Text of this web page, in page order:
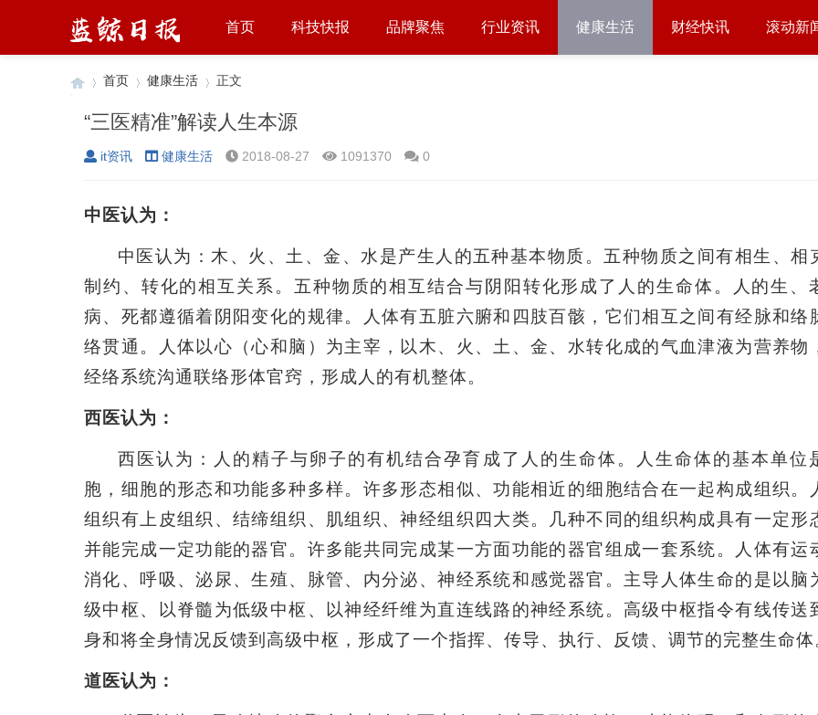
首页 科技快报 品牌聚焦 行业资讯 健康生活 财经快讯 滚动新
›
首页
›
健康生活
›
正文
“三医精准”解读人生本源
it资讯 健康生活 2018-08-27 1091370 0
中医认为：
中医认为：木、火、土、金、水是产生人的五种基本物质。五种物质之间有相生、相
制约、转化的相互关系。五种物质的相互结合与阴阳转化形成了人的生命体。人的生、
病、死都遵循着阴阳变化的规律。人体有五脏六腑和四肢百骸，它们相互之间有经脉和络
络贯通。人体以心（心和脑）为主宰，以木、火、土、金、水转化成的气血津液为营养物
经络系统沟通联络形体官窍，形成人的有机整体。
西医认为：
西医认为：人的精子与卵子的有机结合孕育成了人的生命体。人生命体的基本单位
胞，细胞的形态和功能多种多样。许多形态相似、功能相近的细胞结合在一起构成组织。
组织有上皮组织、结缔组织、肌组织、神经组织四大类。几种不同的组织构成具有一定形
并能完成一定功能的器官。许多能共同完成某一方面功能的器官组成一套系统。人体有运
消化、呼吸、泌尿、生殖、脉管、内分泌、神经系统和感觉器官。主导人体生命的是以脑
级中枢、以脊髓为低级中枢、以神经纤维为直连线路的神经系统。高级中枢指令有线传送
身和将全身情况反馈到高级中枢，形成了一个指挥、传导、执行、反馈、调节的完整生命体
道医认为：